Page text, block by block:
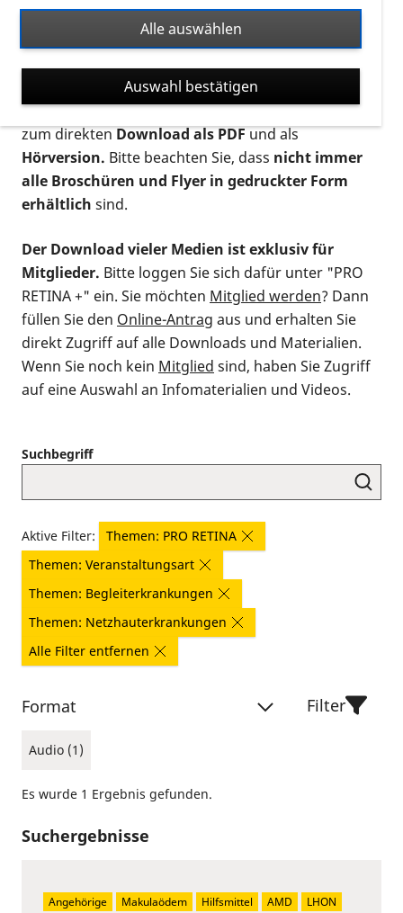
Ort. Nutzen Sie den Formatfilter, um ausschließlich
nach Flyern und Broschüren, Audios oder Videos zu
suchen. Die meisten Flyer und Broschüren werden in
verschiedenen Formaten angeboten: zur
postalischen Bestellung als gedruckte Variante
zum direktenDownload als PDFund als
Hörversion. Bitte beachten Sie, dass nicht immer
alle Broschüren und Flyer in gedruckter Form
erhältlich sind.
Der Download vieler Medien ist exklusiv für
Mitglieder. Bitte loggen Sie sich dafür unter "PRO
RETINA +" ein. Sie möchten Mitglied werden? Dann
füllen Sie den Online-Antrag aus und erhalten Sie
direkt Zugriff auf alle Downloads und Materialien.
Wenn Sie noch kein Mitglied sind, haben Sie Zugriff
auf eine Auswahl an Infomaterialien und Videos.
Suchbegriff
Aktive Filter:
Themen: PRO RETINA
Themen: Veranstaltungsart
Themen: Begleiterkrankungen
Themen: Netzhauterkrankungen
Alle Filter entfernen
Format
Audio (1)
Filter
Es wurde 1 Ergebnis gefunden.
Suchergebnisse
Angehörige Makulaödem Hilfsmittel AMD
LHON
Alle auswählen
Auswahl bestätigen